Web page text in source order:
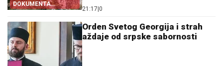
DOKUMENTA
OTKRIVAJU
21:17 0
Orden Svetog Georgija i strah
aždaje od srpske sabornosti